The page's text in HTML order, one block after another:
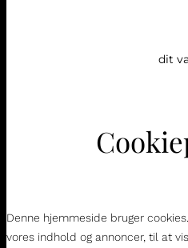
dit
Denne hjemmeside bruger
vores indhold og annoncer, til at